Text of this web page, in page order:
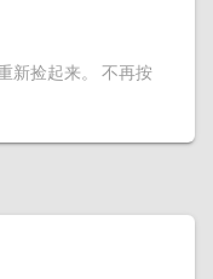
新捡起来。 不再按